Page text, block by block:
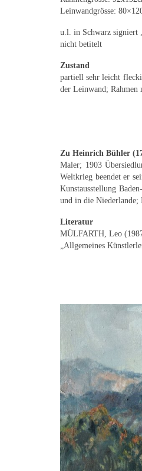
Leinwandgrösse:
u.l. in Schwarz signiert
nicht betitelt
Zustand
partiell sehr leicht
der Leinwand; Rahmen
Zu Heinrich Bühler
Maler; 1903
Weltkrieg beendet er
Kunstausstellung
und in die Niederlande;
Literatur
MÜLFARTH, Leo
„Allgemeines